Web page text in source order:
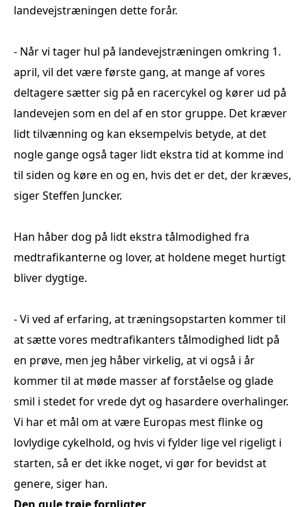
landevejstræningen dette forår.
- Når vi tager hul på landevejstræningen omkring 1.
april, vil det være første gang, at mange af vores
deltagere sætter sig på en racercykel og kører ud på
landevejen som en del af en stor gruppe. Det kræver
lidt tilvænning og kan eksempelvis betyde, at det
nogle gange også tager lidt ekstra tid at komme ind
til siden og køre en og en, hvis det er det, der kræves,
siger Steffen Juncker.
Han håber dog på lidt ekstra tålmodighed fra
medtrafikanterne og lover, at holdene meget hurtigt
bliver dygtige.
- Vi ved af erfaring, at træningsopstarten kommer til
at sætte vores medtrafikanters tålmodighed lidt på
en prøve, men jeg håber virkelig, at vi også i år
kommer til at møde masser af forståelse og glade
smil i stedet for vrede dyt og hasardere overhalinger.
Vi har et mål om at være Europas mest flinke og
lovlydige cykelhold, og hvis vi fylder lige vel rigeligt i
starten, så er det ikke noget, vi gør for bevidst at
genere, siger han.